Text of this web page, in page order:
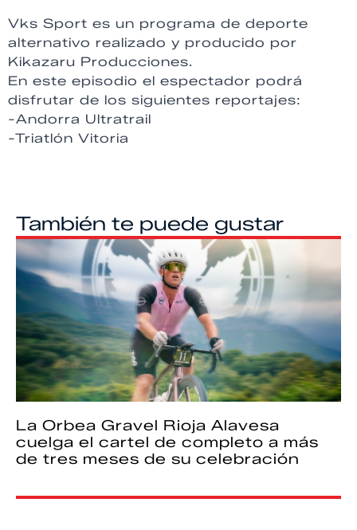
Vks Sport es un programa de deporte
alternativo realizado y producido por
Kikazaru Producciones.
En este episodio el espectador podrá
disfrutar de los siguientes reportajes:
-Andorra Ultratrail
-Triatlón Vitoria
También te puede gustar
La Orbea Gravel Rioja Alavesa
cuelga el cartel de completo a más
de tres meses de su celebración